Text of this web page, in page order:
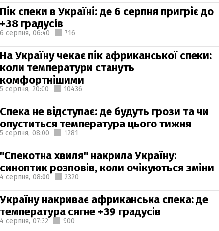
Пік спеки в Україні: де 6 серпня пригріє до
+38 градусів
6 серпня, 06:40 716
На Україну чекає пік африканської спеки:
коли температури стануть
комфортнішими
5 серпня, 20:00 10436
Спека не відступає: де будуть грози та чи
опуститься температура цього тижня
5 серпня, 08:00 1281
"Спекотна хвиля" накрила Україну:
синоптик розповів, коли очікуються зміни
4 серпня, 08:00 2320
Україну накриває африканська спека: де
температура сягне +39 градусів
4 серпня, 07:32 900